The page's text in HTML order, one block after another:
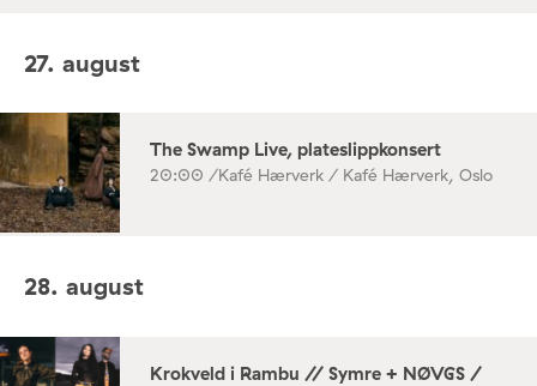
27. august
The Swamp Live, plateslippkonsert
20:00 /Kafé Hærverk / Kafé Hærverk, Oslo
28. august
Krokveld i Rambu // Symre + NØVGS /